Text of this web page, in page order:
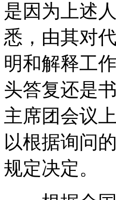
是因为上述
悉 ， 由其对
明和解释工作
头答复还是
主席团会议
以根据询问
规定决定。